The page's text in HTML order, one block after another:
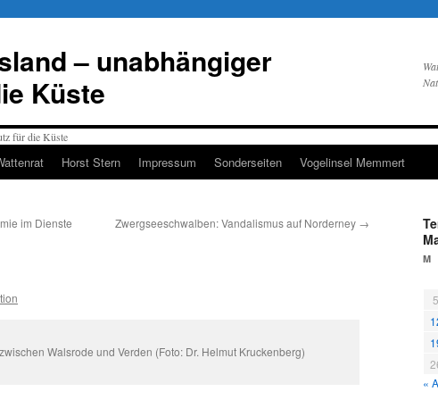
– unabhängiger
Küste
Horst Stern Impressum Sonderseiten Vogelinsel Memmert
im Dienste
Zwergseeschwalben: Vandalismus auf Norderney →
Walsrode und Verden (Foto: Dr. Helmut Kruckenberg)
M
5
«